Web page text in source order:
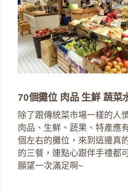
70個攤位 肉品 生鮮 蔬菜
除了跟傳統菜市場一樣的人
肉品、生鮮、蔬果、特產應
個左右的攤位，來到這邊真
的三餐，連點心跟伴手禮都
願望一次滿足啊~